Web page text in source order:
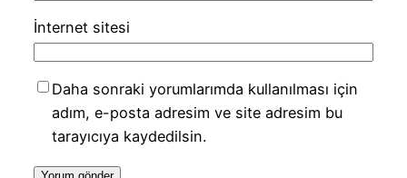
İnternet sitesi
Daha sonraki yorumlarımda kullanılması için
adım, e-posta adresim ve site adresim bu
tarayıcıya kaydedilsin.